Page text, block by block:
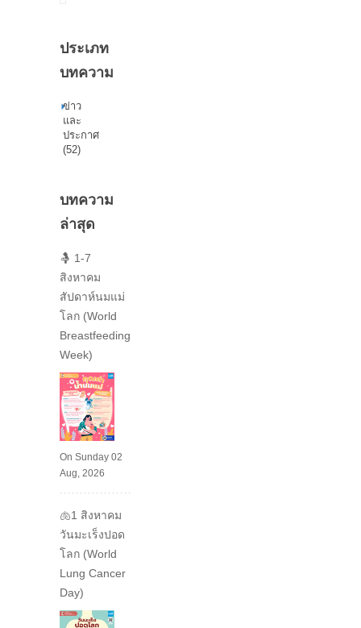
ประเภท
บทความ
ข่าว
และ
ประกาศ
(52)
บทความ
ล่าสุด
🤱 1-7
สิงหาคม
สัปดาห์นมแม่
โลก (World
Breastfeeding
Week)
On Sunday 02
Aug, 2026
🫁1 สิงหาคม
วันมะเร็งปอด
โลก (World
Lung Cancer
Day)